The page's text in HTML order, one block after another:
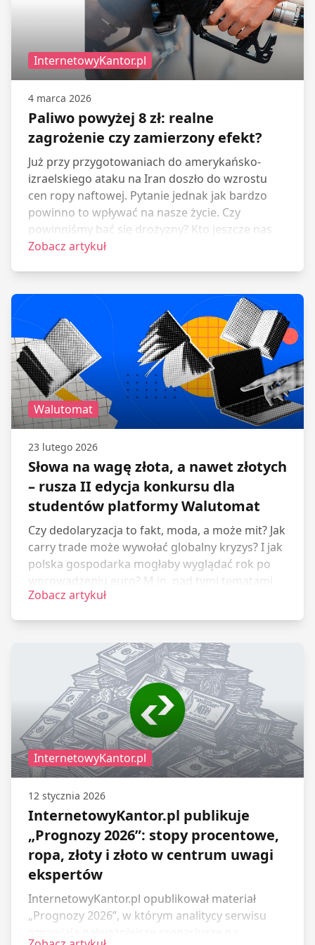
InternetowyKantor.pl
4 marca 2026
Paliwo powyżej 8 zł: realne
zagrożenie czy zamierzony efekt?
Już przy przygotowaniach do amerykańsko-
izraelskiego ataku na Iran doszło do wzrostu
cen ropy naftowej. Pytanie jednak jak bardzo
powinno to wpływać na nasze życie. Czy
powinniśmy bać się drożyzny? Kto jeszcze nas
uczciwie informuje, a kto chce coś zyskać na
spodziewać? Nie będziemy tutaj wchodzić w
detale militarne i geopolityczne konfliktu,
skupimy się natomiast na konsekwencjach
ekonomicznych.
Zobacz artykuł
Walutomat
23 lutego 2026
Słowa na wagę złota, a nawet złotych
– rusza II edycja konkursu dla
studentów platformy Walutomat
Czy dedolaryzacja to fakt, moda, a może mit? Jak
carry trade może wywołać globalny kryzys? I jak
polska gospodarka mogłaby wyglądać rok po
wprowadzeniu euro? M.in. nad tymi tematami
pochylą się uczestnicy II edycji konkursu „Słowa
Konkurs skierowany jest do studentów z całej
Zobacz artykuł
InternetowyKantor.pl
12 stycznia 2026
InternetowyKantor.pl publikuje
„Prognozy 2026”: stopy procentowe,
ropa, złoty i złoto w centrum uwagi
ekspertów
InternetowyKantor.pl opublikował materiał
„Prognozy 2026”, w którym analitycy serwisu